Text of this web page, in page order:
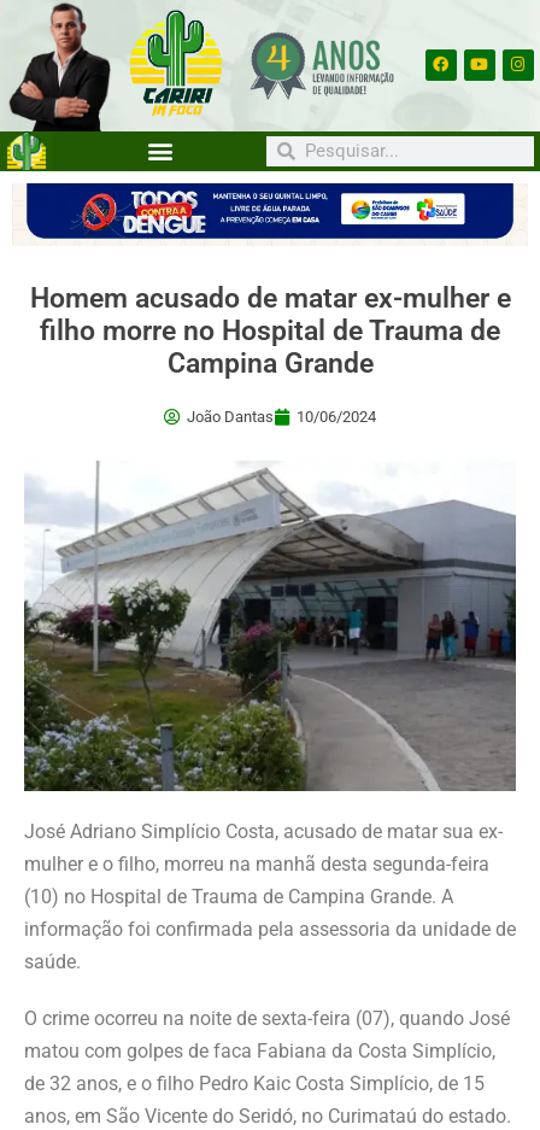
Homem acusado de matar ex-mulher e
filho morre no Hospital de Trauma de
Campina Grande
João Dantas 10/06/2024
José Adriano Simplício Costa, acusado de matar sua ex-
mulher e o filho, morreu na manhã desta segunda-feira
(10) no Hospital de Trauma de Campina Grande. A
informação foi confirmada pela assessoria da unidade de
saúde.
O crime ocorreu na noite de sexta-feira (07), quando José
matou com golpes de faca Fabiana da Costa Simplício,
de 32 anos, e o filho Pedro Kaic Costa Simplício, de 15
anos, em São Vicente do Seridó, no Curimataú do estado.